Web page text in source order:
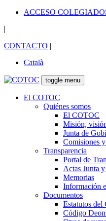
ACCESO
|
CONTACTO |
Català
toggle menu
El COTOC
Quiénes somos
El COTOC
Misión,
Junta de
Comisiones
Transparencia
Portal de
Actas Junta
Memorias
Información
Documentos
Estatutos del
Código